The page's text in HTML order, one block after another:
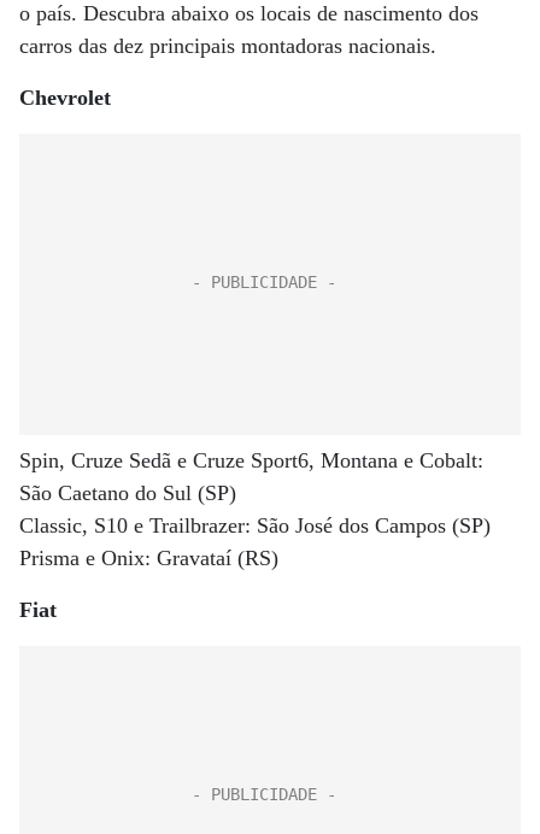
o país. Descubra abaixo os locais de nascimento dos
carros das dez principais montadoras nacionais.
Chevrolet
Spin, Cruze Sedã e Cruze Sport6, Montana e Cobalt:
São Caetano do Sul (SP)
Classic, S10 e Trailbrazer: São José dos Campos (SP)
Prisma e Onix: Gravataí (RS)
Fiat